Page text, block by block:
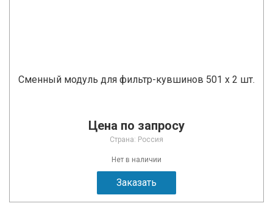
Сменный модуль для фильтр-кувшинов 501 х 2 шт.
Цена по запросу
Страна: Россия
Нет в наличии
Заказать